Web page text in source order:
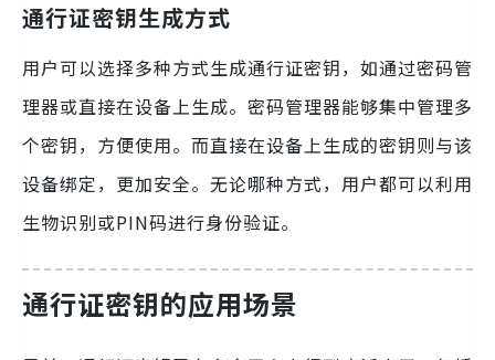
通行证密钥生成方式
用户可以选择多种方式生成通行证密钥，如通过密码管
理器或直接在设备上生成。密码管理器能够集中管理多
个密钥，方便使用。而直接在设备上生成的密钥则与该
设备绑定，更加安全。无论哪种方式，用户都可以利用
生物识别或PIN码进行身份验证。
通行证密钥的应用场景